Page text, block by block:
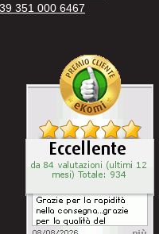
351 000 6467